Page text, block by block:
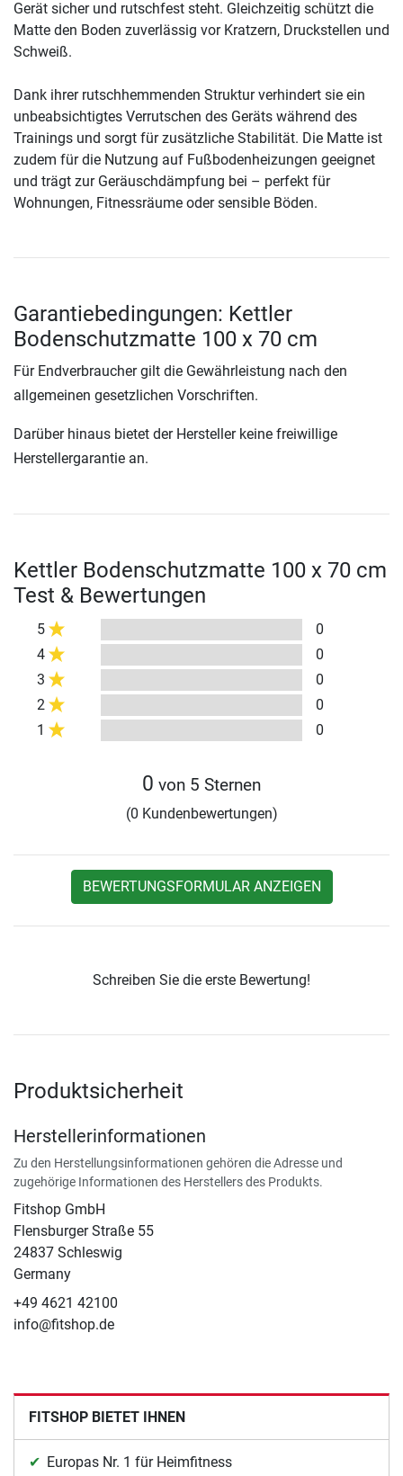
Gerät sicher und rutschfest steht. Gleichzeitig schützt die
Matte den Boden zuverlässig vor Kratzern, Druckstellen und
Schweiß.
Dank ihrer rutschhemmenden Struktur verhindert sie ein
unbeabsichtigtes Verrutschen des Geräts während des
Trainings und sorgt für zusätzliche Stabilität. Die Matte ist
zudem für die Nutzung auf Fußbodenheizungen geeignet
und trägt zur Geräuschdämpfung bei – perfekt für
Wohnungen, Fitnessräume oder sensible Böden.
Garantiebedingungen: Kettler
Bodenschutzmatte 100 x 70 cm
Für Endverbraucher gilt die Gewährleistung nach den
allgemeinen gesetzlichen Vorschriften.
Darüber hinaus bietet der Hersteller keine freiwillige
Herstellergarantie an.
Kettler Bodenschutzmatte 100 x 70 cm
Test & Bewertungen
5
0
4
0
3
0
2
0
1
0
0 von 5 Sternen
(0 Kundenbewertungen)
BEWERTUNGSFORMULAR ANZEIGEN
Schreiben Sie die erste Bewertung!
Produktsicherheit
Herstellerinformationen
Zu den Herstellungsinformationen gehören die Adresse und
zugehörige Informationen des Herstellers des Produkts.
Fitshop GmbH
Flensburger Straße 55
24837 Schleswig
Germany
+49 4621 42100
info@fitshop.de
FITSHOP BIETET IHNEN
Europas Nr. 1 für Heimfitness